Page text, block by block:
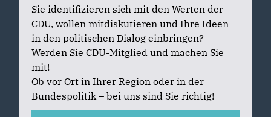
Sie identifizieren sich mit den Werten der
CDU, wollen mitdiskutieren und Ihre Ideen
in den politischen Dialog einbringen?
Werden Sie CDU-Mitglied und machen Sie
mit!
Ob vor Ort in Ihrer Region oder in der
Bundespolitik – bei uns sind Sie richtig!